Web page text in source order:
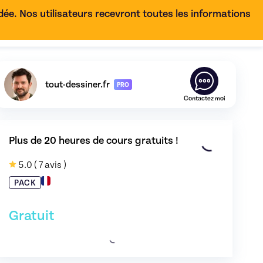
Nos utilisateurs recevront toutes les informations
,Skiller en
tout-dessiner.fr
PRO
Contactez moi
Plus de 20 heures de cours gratuits !
5.0 ( 7 avis )
PACK
Gratuit